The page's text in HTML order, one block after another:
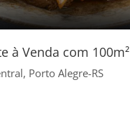
à Venda com 100m²
Porto Alegre-RS